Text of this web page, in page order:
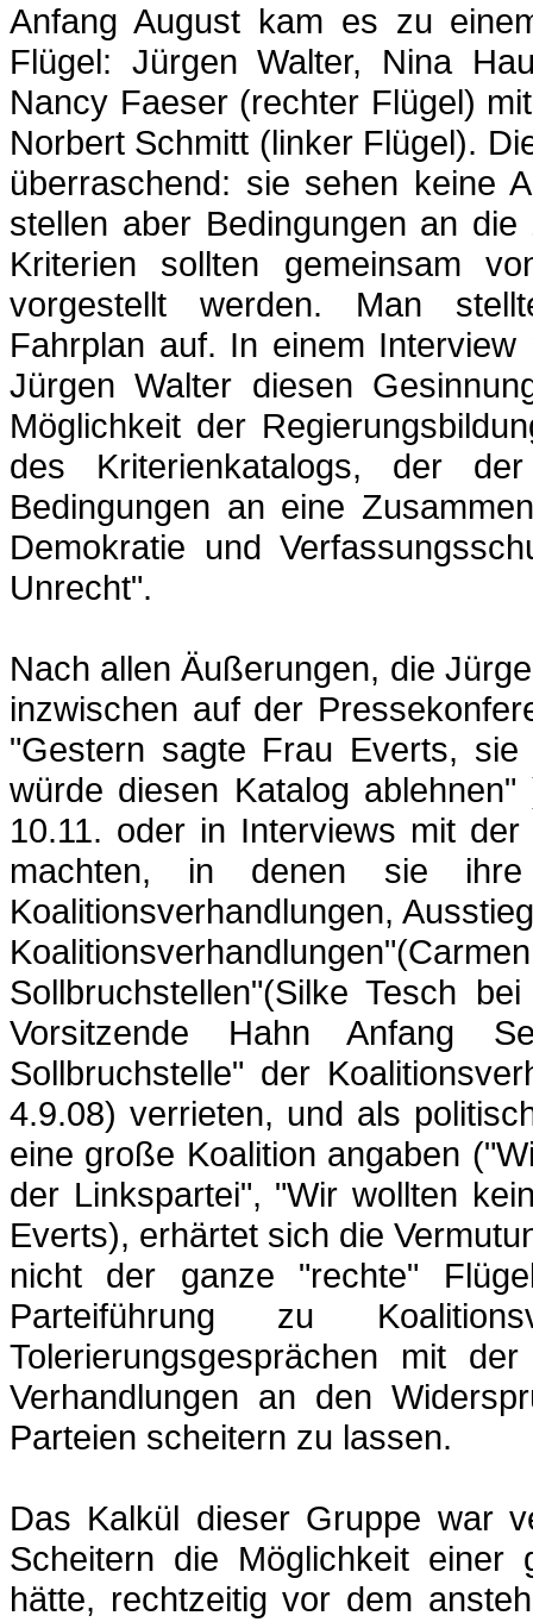
Anfang August kam es zu
Flügel: Jürgen Walter, Nina
Nancy Faeser(rechter Flügel)
Norbert Schmitt (linker Flügel).
überraschend: sie sehen keine
stellen aber Bedingungen an
Kriterien sollten gemeinsam
vorgestellt werden. Man
Fahrplan auf. In einem
Jürgen Walter diesen
Möglichkeit der
des Kriterienkatalogs, der
Bedingungen an eine
Demokratie und
Unrecht".
Nach allen Äußerungen, die
inzwischen auf der
"Gestern sagte Frau Everts,
würde diesen Katalog
10.11. oder in Interviews mit
machten, in denen sie
Koalitionsverhandlungen,
Sollbruchstellen"(SilkeTesch
Vorsitzende Hahn Anfang
Sollbruchstelle" der
4.9.08) verrieten, und als
eine große Koalition angaben
der Linkspartei", "Wir wollten
Everts), erhärtet sich die
nicht der ganze "rechte"
Parteiführung zu
Tolerierungsgesprächen mit
Verhandlungen an den
Parteien scheitern zu lassen.
Das Kalkül dieser Gruppe war
Scheitern die Möglichkeit
hätte, rechtzeitig vor dem